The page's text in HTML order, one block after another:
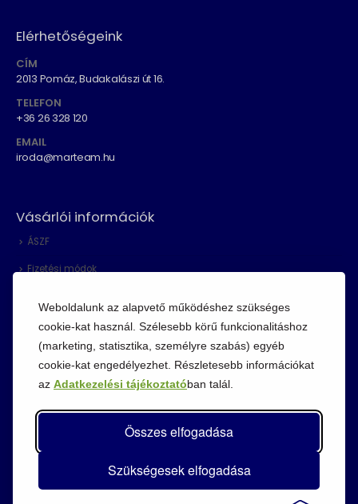
Weboldalunk az alapvető működéshez szükséges
cookie-kat használ. Szélesebb körű funkcionalitáshoz
(marketing, statisztika, személyre szabás) egyéb
cookie-kat engedélyezhet. Részletesebb információkat
az Adatkezelési tájékoztatóban talál.
Összes elfogadása
Szükségesek elfogadása
Elérhetőségeink
CÍM
2013 Pomáz, Budakalászi út 16.
TELEFON
+36 26 328 120
EMAIL
iroda@marteam.hu
Vásárlói információk
ÁSZF
Fizetési módok
Cookie szabályzat
Visszaküldési szabályzat